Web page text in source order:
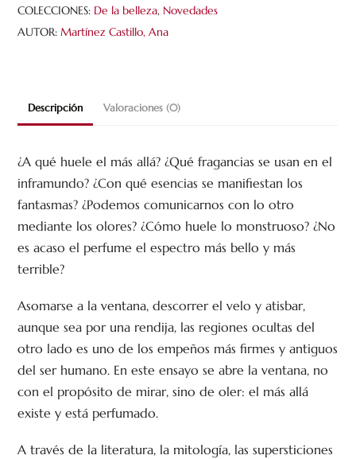
COLECCIONES: De la belleza, Novedades
AUTOR:Martínez Castillo, Ana
Descripción Valoraciones (0)
¿A qué huele el más allá? ¿Qué fragancias se usan en el
inframundo? ¿Con qué esencias se manifiestan los
fantasmas? ¿Podemos comunicarnos con lo otro
mediante los olores? ¿Cómo huele lo monstruoso? ¿No
es acaso el perfume el espectro más bello y más
terrible?
Asomarse a la ventana, descorrer el velo y atisbar,
aunque sea por una rendija, las regiones ocultas del
otro lado es uno de los empeños más firmes y antiguos
del ser humano. En este ensayo se abre la ventana, no
con el propósito de mirar, sino de oler: el más allá
existe y está perfumado.
A través de la literatura, la mitología, las supersticiones